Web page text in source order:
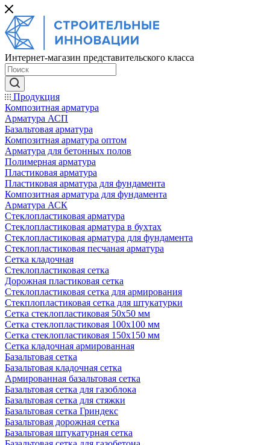
Интернет-магазин представительского класса
Продукция
Композитная арматура
Арматура АСП
Базальтовая арматура
Композитная арматура оптом
Арматура для бетонных полов
Полимерная арматура
Пластиковая арматура
Пластиковая арматура для фундамента
Композитная арматура для фундамента
Арматура АСК
Cтеклопластиковая арматура
Стеклопластиковая арматура в бухтах
Стеклопластиковая арматура для фундамента
Стеклопластиковая песчаная арматура
Сетка кладочная
Стеклопластиковая сетка
Дорожная пластиковая сетка
Стеклопластиковая сетка для армирования
Стекплопластиковая сетка для штукатурки
Сетка стеклопластиковая 50x50 мм
Сетка стеклопластиковая 100x100 мм
Сетка стеклопластиковая 150x150 мм
Сетка кладочная армированная
Базальтовая сетка
Базальтовая кладочная сетка
Армированная базальтовая сетка
Базальтовая сетка для газоблока
Базальтовая сетка для стяжки
Базальтовая сетка Гриндекс
Базальтовая дорожная сетка
Базальтовая штукатурная сетка